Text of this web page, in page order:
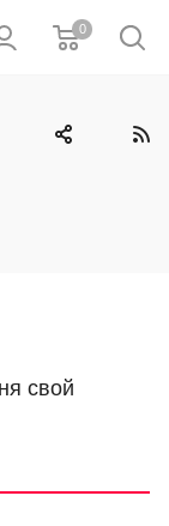
0
свой